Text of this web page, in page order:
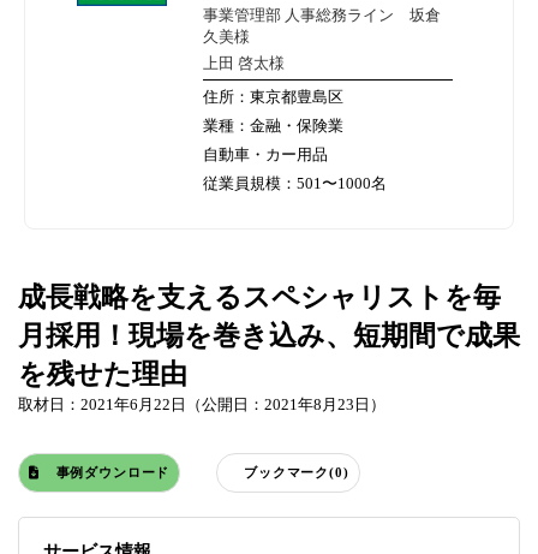
事業管理部 人事総務ライン 坂倉
久美様
上田 啓太様
住所：東京都豊島区
業種：金融・保険業
自動車・カー用品
従業員規模：501〜1000名
成長戦略を支えるスペシャリストを毎
月採用！現場を巻き込み、短期間で成果
を残せた理由
取材日：2021年6月22日（公開日：2021年8月23日）
事例ダウンロード ブックマーク(0)